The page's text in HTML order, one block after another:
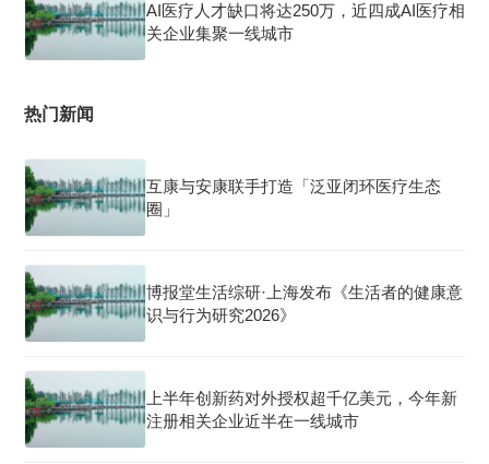
AI医疗人才缺口将达250万，近四成AI医疗相
关企业集聚一线城市
热门新闻
互康与安康联手打造「泛亚闭环医疗生态
圈」
博报堂生活综研·上海发布《生活者的健康意
识与行为研究2026》
上半年创新药对外授权超千亿美元，今年新
注册相关企业近半在一线城市